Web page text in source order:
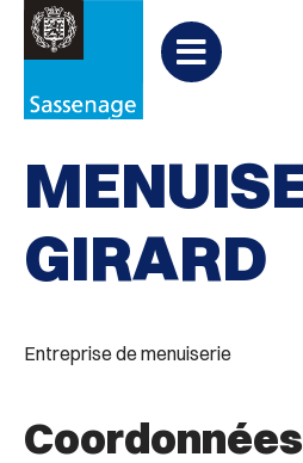
Aller à la recherche
PARTAGER 
Partager
sur
GIRARD
Entreprise de menuiserie
Coordonnées